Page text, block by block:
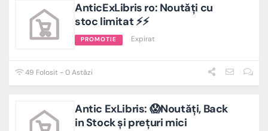
AnticExLibris ro: Noutăți cu
stoc limitat ⚡⚡
PROMOTIE Expirat
49 Folosit - 0 Astăzi
Antic ExLibris: 😱Noutăți, Back
in Stock și prețuri mici